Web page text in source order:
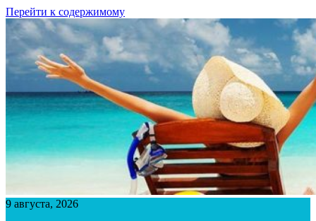
Перейти к содержимому
9 августа, 2026